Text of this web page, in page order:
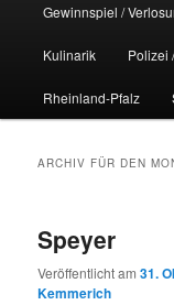
Gewinnspiel /
Kulinarik Polizei
Rheinland-Pfalz
ARCHIV FÜR DEN
Speyer
Veröffentlicht am31.
Kemmerich